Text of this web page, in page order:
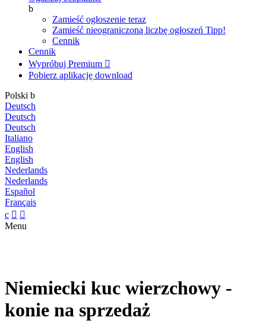
b
Zamieść ogłoszenie teraz
Zamieść nieograniczoną liczbę ogłoszeń Tipp!
Cennik
Cennik
Wypróbuj Premium 
Pobierz aplikację download
Polski b
Deutsch
Deutsch
Deutsch
Italiano
English
English
Nederlands
Nederlands
Español
Français
c  
Menu
Niemiecki kuc wierzchowy -
konie na sprzedaż